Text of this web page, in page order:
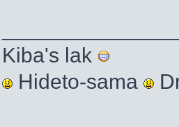
Kiba's lak
Hideto-sama